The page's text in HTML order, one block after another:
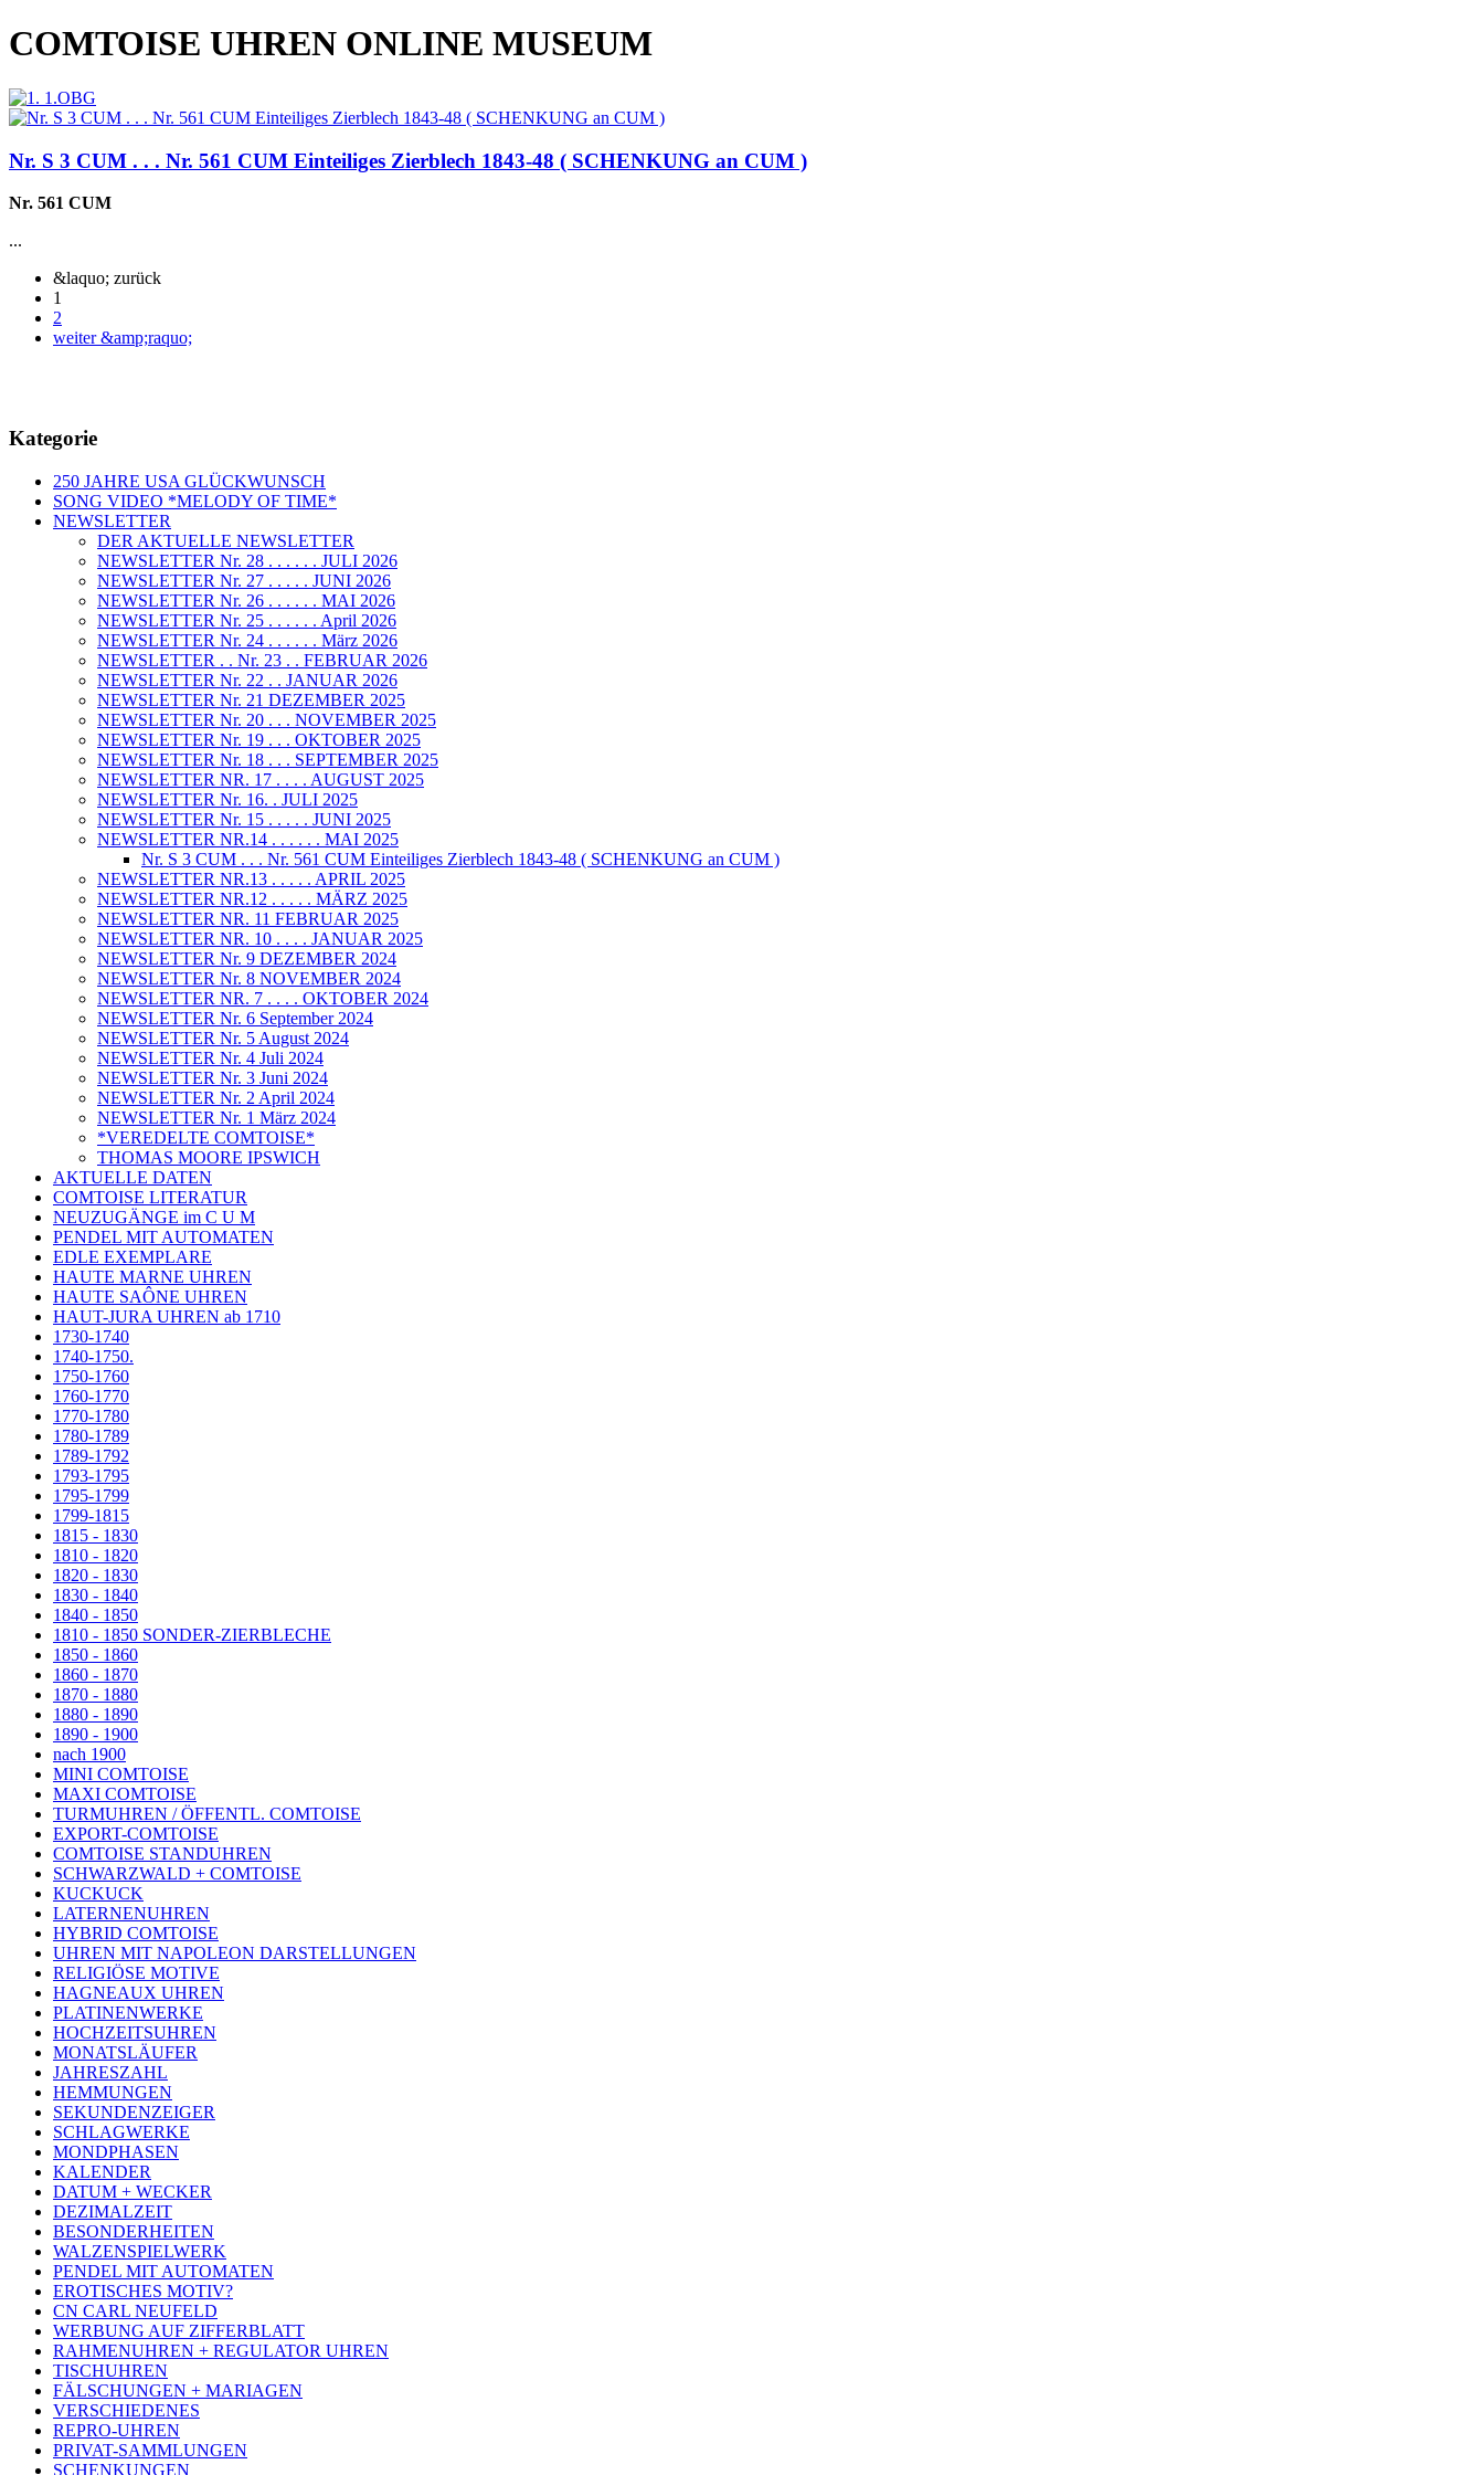
COMTOISE UHREN ONLINE MUSEUM
Nr. S 3 CUM . . . Nr. 561 CUM Einteiliges Zierblech 1843-48 ( SCHENKUNG an CUM )
Nr. 561 CUM
...
&laquo; zurück
1
2
weiter &amp;raquo;
Kategorie
250 JAHRE USA GLÜCKWUNSCH
SONG VIDEO *MELODY OF TIME*
NEWSLETTER
DER AKTUELLE NEWSLETTER
NEWSLETTER Nr. 28 . . . . . . JULI 2026
NEWSLETTER Nr. 27 . . . . . JUNI 2026
NEWSLETTER Nr. 26 . . . . . . MAI 2026
NEWSLETTER Nr. 25 . . . . . . April 2026
NEWSLETTER Nr. 24 . . . . . . März 2026
NEWSLETTER . . Nr. 23 . . FEBRUAR 2026
NEWSLETTER Nr. 22 . . JANUAR 2026
NEWSLETTER Nr. 21 DEZEMBER 2025
NEWSLETTER Nr. 20 . . . NOVEMBER 2025
NEWSLETTER Nr. 19 . . . OKTOBER 2025
NEWSLETTER Nr. 18 . . . SEPTEMBER 2025
NEWSLETTER NR. 17 . . . . AUGUST 2025
NEWSLETTER Nr. 16. . JULI 2025
NEWSLETTER Nr. 15 . . . . . JUNI 2025
NEWSLETTER NR.14 . . . . . . MAI 2025
Nr. S 3 CUM . . . Nr. 561 CUM Einteiliges Zierblech 1843-48 ( SCHENKUNG an CUM )
NEWSLETTER NR.13 . . . . . APRIL 2025
NEWSLETTER NR.12 . . . . . MÄRZ 2025
NEWSLETTER NR. 11 FEBRUAR 2025
NEWSLETTER NR. 10 . . . . JANUAR 2025
NEWSLETTER Nr. 9 DEZEMBER 2024
NEWSLETTER Nr. 8 NOVEMBER 2024
NEWSLETTER NR. 7 . . . . OKTOBER 2024
NEWSLETTER Nr. 6 September 2024
NEWSLETTER Nr. 5 August 2024
NEWSLETTER Nr. 4 Juli 2024
NEWSLETTER Nr. 3 Juni 2024
NEWSLETTER Nr. 2 April 2024
NEWSLETTER Nr. 1 März 2024
*VEREDELTE COMTOISE*
THOMAS MOORE IPSWICH
AKTUELLE DATEN
COMTOISE LITERATUR
NEUZUGÄNGE im C U M
PENDEL MIT AUTOMATEN
EDLE EXEMPLARE
HAUTE MARNE UHREN
HAUTE SAÔNE UHREN
HAUT-JURA UHREN ab 1710
1730-1740
1740-1750.
1750-1760
1760-1770
1770-1780
1780-1789
1789-1792
1793-1795
1795-1799
1799-1815
1815 - 1830
1810 - 1820
1820 - 1830
1830 - 1840
1840 - 1850
1810 - 1850 SONDER-ZIERBLECHE
1850 - 1860
1860 - 1870
1870 - 1880
1880 - 1890
1890 - 1900
nach 1900
MINI COMTOISE
MAXI COMTOISE
TURMUHREN / ÖFFENTL. COMTOISE
EXPORT-COMTOISE
COMTOISE STANDUHREN
SCHWARZWALD + COMTOISE
KUCKUCK
LATERNENUHREN
HYBRID COMTOISE
UHREN MIT NAPOLEON DARSTELLUNGEN
RELIGIÖSE MOTIVE
HAGNEAUX UHREN
PLATINENWERKE
HOCHZEITSUHREN
MONATSLÄUFER
JAHRESZAHL
HEMMUNGEN
SEKUNDENZEIGER
SCHLAGWERKE
MONDPHASEN
KALENDER
DATUM + WECKER
DEZIMALZEIT
BESONDERHEITEN
WALZENSPIELWERK
PENDEL MIT AUTOMATEN
EROTISCHES MOTIV?
CN CARL NEUFELD
WERBUNG AUF ZIFFERBLATT
RAHMENUHREN + REGULATOR UHREN
TISCHUHREN
FÄLSCHUNGEN + MARIAGEN
VERSCHIEDENES
REPRO-UHREN
PRIVAT-SAMMLUNGEN
SCHENKUNGEN